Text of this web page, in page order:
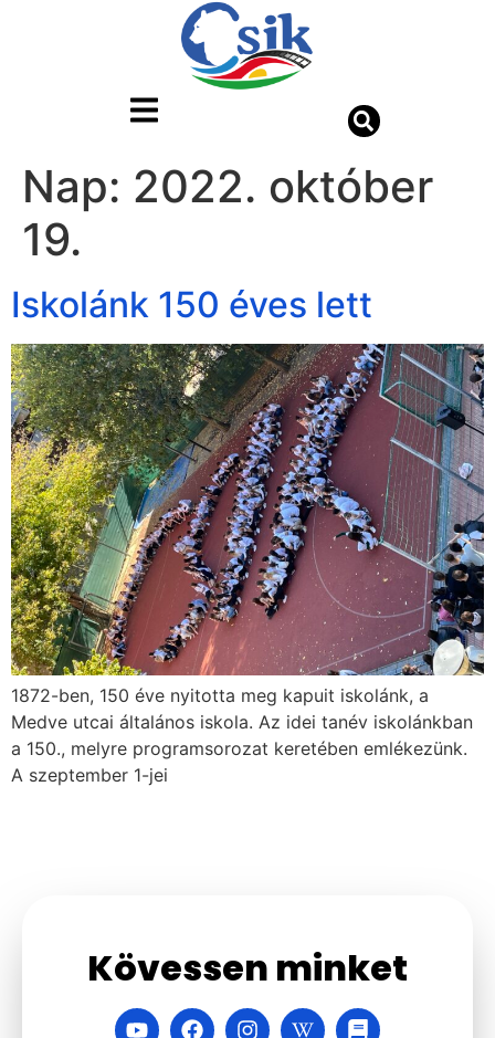
Nap: 2022. október
19.
Iskolánk 150 éves lett
1872-ben, 150 éve nyitotta meg kapuit iskolánk, a
Medve utcai általános iskola. Az idei tanév iskolánkban
a 150., melyre programsorozat keretében emlékezünk.
A szeptember 1-jei
Kövessen minket